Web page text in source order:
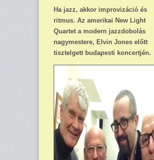
Ha jazz, akkor improvizáció és
ritmus. Az amerikai New Light
Quartet a modern jazzdobolás
nagymestere, Elvin Jones előtt
tisztelgett budapesti koncertjén.